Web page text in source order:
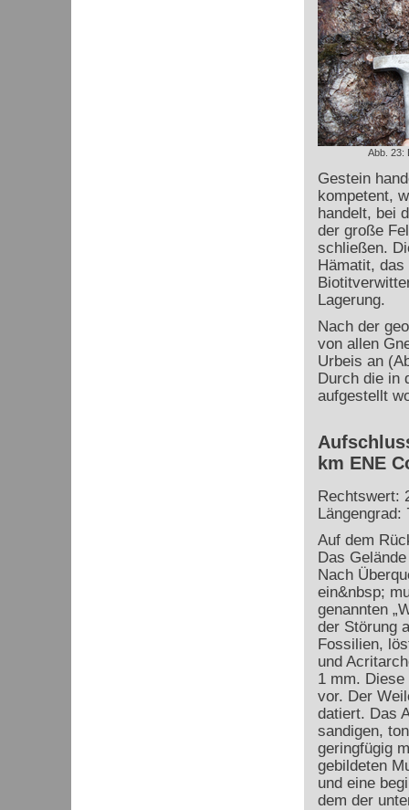
Abb. 23:
Gestein
kompetent,
handelt, bei
der große
schließen.
Hämatit, das
Lagerung.
Nach der
von allen
Urbeis an
Durch die in
aufgestellt
km ENE
Rechtswert:
Längengrad:
Auf dem
Das
Nach
ein&nbsp;
genannten
der Störung
Fossilien,
und
1 mm.
vor. Der
datiert. Das
sandigen,
geringfügig
gebildeten
und eine
dem der